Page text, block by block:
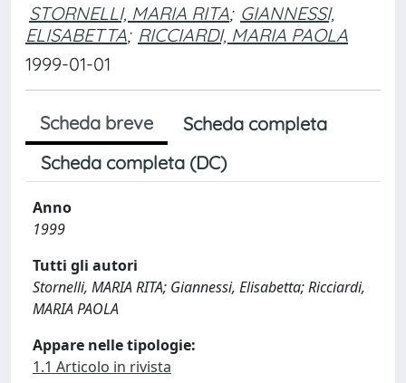
STORNELLI, MARIA RITA; GIANNESSI,
ELISABETTA; RICCIARDI, MARIA PAOLA
1999-01-01
Scheda breve
Scheda completa
Scheda completa (DC)
Anno
1999
Tutti gli autori
Stornelli, MARIA RITA; Giannessi, Elisabetta; Ricciardi,
MARIA PAOLA
Appare nelle tipologie:
1.1 Articolo in rivista